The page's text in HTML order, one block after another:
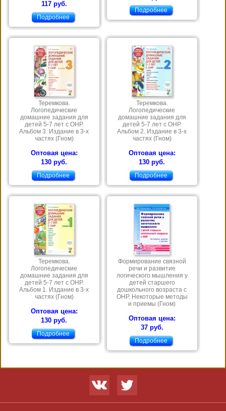
117 руб.
Подробнее
Подробнее
Теремкова.
Логопедические
домашние задания для
детей 5-7 лет с ОНР.
Альбом 3. Издание в 3-х
частях (Гном)
Оптовая цена:
130 руб.
Подробнее
Теремкова.
Логопедические
домашние задания для
детей 5-7 лет с ОНР.
Альбом 2. Издание в 3-х
частях (Гном)
Оптовая цена:
130 руб.
Подробнее
Теремкова.
Логопедические
домашние задания для
детей 5-7 лет с ОНР.
Альбом 1. Издание в 3-х
частях (Гном)
Оптовая цена:
130 руб.
Подробнее
Формирование связной
речи и развитие
логического мышления у
детей старшего
дошкольного возраста с
ОНР. Некоторые методы
и приемы (Гном)
Оптовая цена:
37 руб.
Подробнее